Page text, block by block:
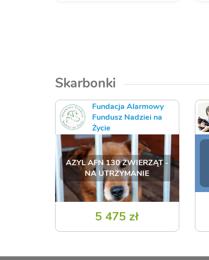
Skarbonki
Fundacja Alarmowy
Fundusz Nadziei na
Życie
AZYL AFN 130 ZWIERZĄT -
NA UTRZYMANIE
5 475 zł